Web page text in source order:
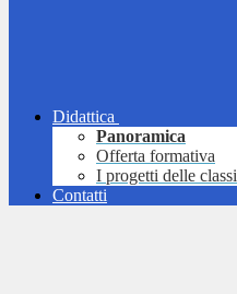
Didattica
Panoramica
Offerta formativa
I progetti delle classi
Contatti